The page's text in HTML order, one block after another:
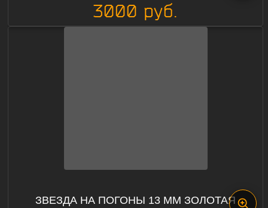
3000 руб.
ЗВЕЗДА НА ПОГОНЫ 13 ММ ЗОЛОТАЯ